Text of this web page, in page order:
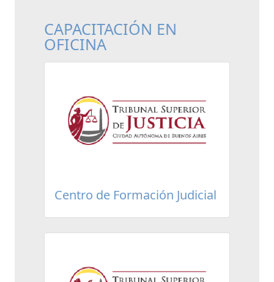
CAPACITACIÓN EN
OFICINA
Centro de Formación Judicial